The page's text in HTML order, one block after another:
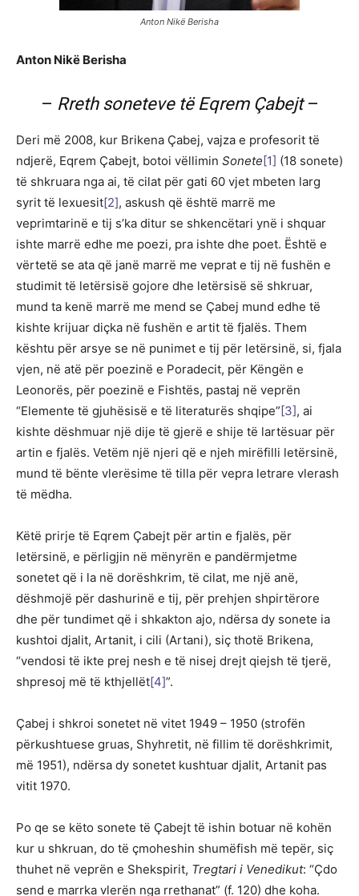
Anton Nikë Berisha
Anton Nikë Berisha
– Rreth soneteve të Eqrem Çabejt–
Deri më 2008, kur Brikena Çabej, vajza e profesorit të
ndjerë, Eqrem Çabejt, botoi vëllimin Sonete [1] (18 sonete)
të shkruara nga ai, të cilat për gati 60 vjet mbeten larg
syrit të lexuesit[2], askush që është marrë me
veprimtarinë e tij s’ka ditur se shkencëtari ynë i shquar
ishte marrë edhe me poezi, pra ishte dhe poet. Është e
vërtetë se ata që janë marrë me veprat e tij në fushën e
studimit të letërsisë gojore dhe letërsisë së shkruar,
mund ta kenë marrë me mend se Çabej mund edhe të
kishte krijuar diçka në fushën e artit të fjalës. Them
kështu për arsye se në punimet e tij për letërsinë, si, fjala
vjen, në atë për poezinë e Poradecit, për Këngën e
Leonorës, për poezinë e Fishtës, pastaj në veprën
“Elemente të gjuhësisë e të literaturës shqipe” [3], ai
kishte dëshmuar një dije të gjerë e shije të lartësuar për
artin e fjalës. Vetëm një njeri që e njeh mirëfilli letërsinë,
mund të bënte vlerësime të tilla për vepra letrare vlerash
të mëdha.
Këtë prirje të Eqrem Çabejt për artin e fjalës, për
letërsinë, e përligjin në mënyrën e pandërmjetme
sonetet që i la në dorëshkrim, të cilat, me një anë,
dëshmojë për dashurinë e tij, për prehjen shpirtërore
dhe për tundimet që i shkakton ajo, ndërsa dy sonete ia
kushtoi djalit, Artanit, i cili (Artani), siç thotë Brikena,
“vendosi të ikte prej nesh e të nisej drejt qiejsh të tjerë,
shpresoj më të kthjellët[4]”.
Çabej i shkroi sonetet në vitet 1949 – 1950 (strofën
përkushtuese gruas, Shyhretit, në fillim të dorëshkrimit,
më 1951), ndërsa dy sonetet kushtuar djalit, Artanit pas
vitit 1970.
Po qe se këto sonete të Çabejt të ishin botuar në kohën
kur u shkruan, do të çmoheshin shumëfish më tepër, siç
thuhet në veprën e Shekspirit, Tregtari i Venedikut: “Çdo
send e marrka vlerën nga rrethanat” (f. 120) dhe koha.